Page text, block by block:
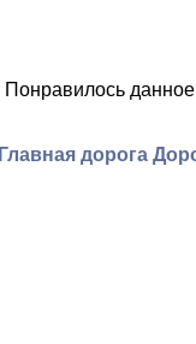
Понравилось
Главная дорога